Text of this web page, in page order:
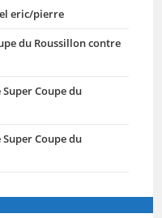
eric/pierre
du Roussillon contre
Coupe du
Coupe du